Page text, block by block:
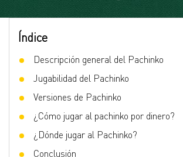
Índice
Descripción general del Pachinko
Jugabilidad del Pachinko
Versiones de Pachinko
¿Cómo jugar al pachinko por dinero?
¿Dónde jugar al Pachinko?
Conclusión